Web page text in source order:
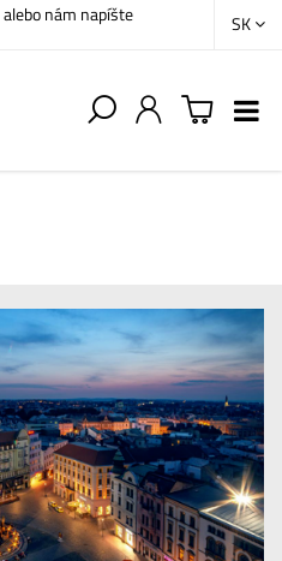
alebo nám napíšte
SK